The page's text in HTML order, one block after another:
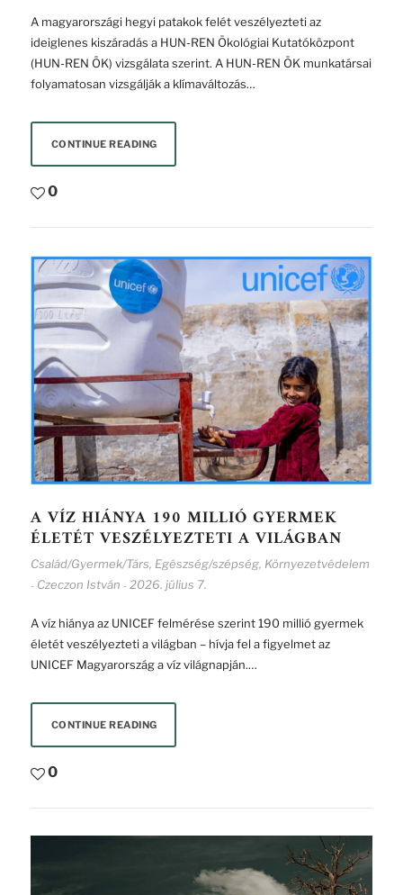
A magyarországi hegyi patakok felét veszélyezteti az
ideiglenes kiszáradás a HUN-REN Ökológiai Kutatóközpont
(HUN-REN ÖK) vizsgálata szerint. A HUN-REN ÖK munkatársai
folyamatosan vizsgálják a klímaváltozás…
CONTINUE READING
0
A VÍZ HIÁNYA 190 MILLIÓ GYERMEK
ÉLETÉT VESZÉLYEZTETI A VILÁGBAN
Család/Gyermek/Társ, Egészség/szépség, Környezetvédelem
- Czeczon István - 2026. július 7.
A víz hiánya az UNICEF felmérése szerint 190 millió gyermek
életét veszélyezteti a világban – hívja fel a figyelmet az
UNICEF Magyarország a víz világnapján.…
CONTINUE READING
0